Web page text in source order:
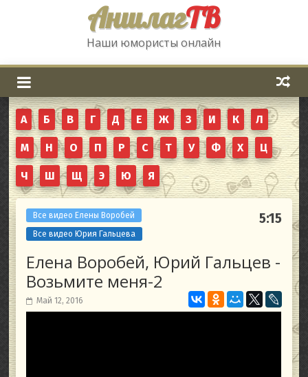
АншлагТВ
Наши юмористы онлайн
А Б В Г Д Е Ж З И К Л
М Н О П Р С Т У Ф Х Ц
Ч Ш Щ Э Ю Я
Все видео Елены Воробей
Все видео Юрия Гальцева
5:15
Елена Воробей, Юрий Гальцев -
Возьмите меня-2
Май 12, 2016